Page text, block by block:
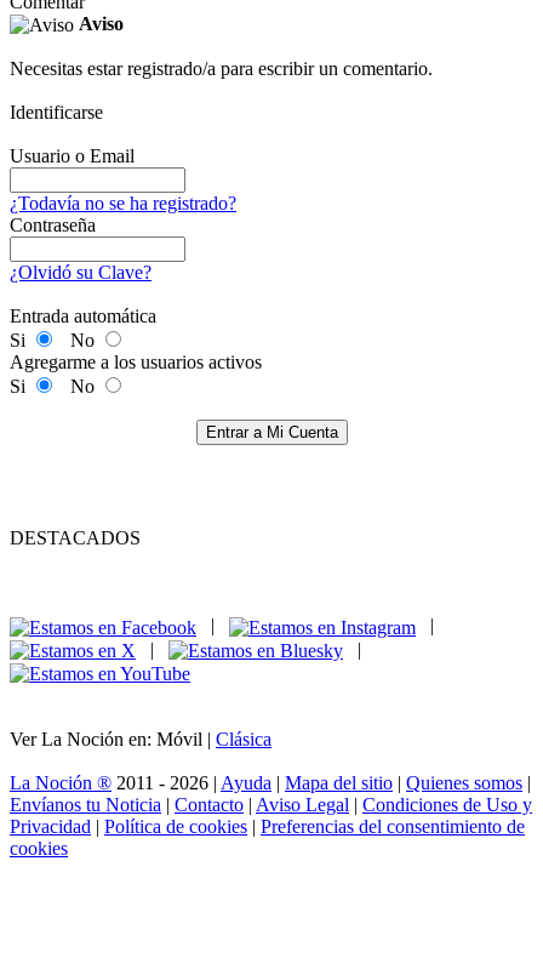
Aviso
Necesitas estar registrado/a para escribir un comentario.
Identificarse
Usuario o Email
¿Todavía no se ha registrado?
Contraseña
¿Olvidó su Clave?
Entrada automática
Si
No
Agregarme a los usuarios activos
Si
No
Entrar a Mi Cuenta
DESTACADOS
|
|
Ver La Noción en: Móvil | Clásica
La Noción ® 2011 - 2026 | Ayuda | Mapa del sitio | Quienes somos |
Envíanos tu Noticia | Contacto | Aviso Legal | Condiciones de Uso y
Privacidad | Política de cookies | Preferencias del consentimiento de
cookies